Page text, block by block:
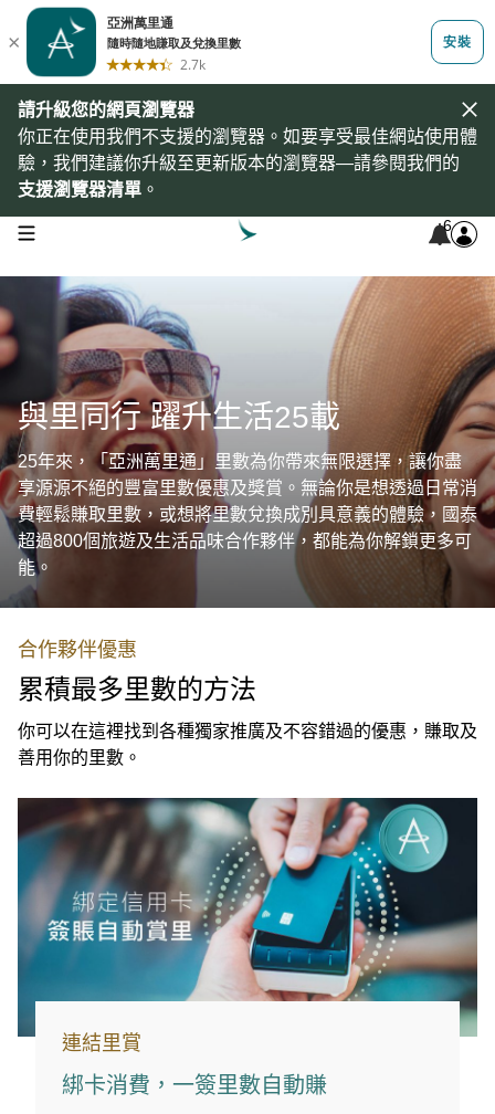
請升級您的網頁瀏覽器
你正在使用我們不支援的瀏覽器。如要享受最佳網站使用體
驗，我們建議你升級至更新版本的瀏覽器—請參閱我們的
支援瀏覽器清單 。
open navigation menu 6
與里同行 躍升生活25載
25年來，「亞洲萬里通」里數為你帶來無限選擇，讓你盡
享源源不絕的豐富里數優惠及獎賞。無論你是想透過日常消
費輕鬆賺取里數，或想將里數兌換成別具意義的體驗，國泰
超過800個旅遊及生活品味合作夥伴，都能為你解鎖更多可
能。
合作夥伴優惠
累積最多里數的方法
你可以在這裡找到各種獨家推廣及不容錯過的優惠，賺取及
善用你的里數。
連結里賞
綁卡消費，一簽里數自動賺